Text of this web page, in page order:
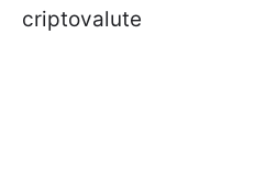
criptovalute